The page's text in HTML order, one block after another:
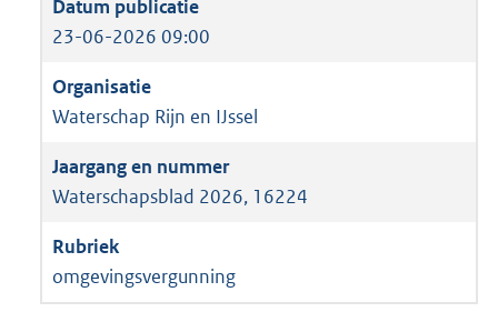
23-06-2026 09:00
Waterschap Rijn en IJssel
Waterschapsblad 2026, 16224
omgevingsvergunning